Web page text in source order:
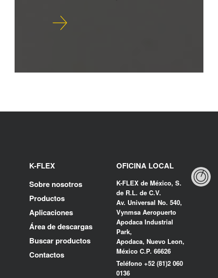
K-FLEX
Sobre nosotros
Productos
Aplicaciones
Área de descargas
Buscar productos
Contactos
OFICINA LOCAL
K-FLEX de México, S.
de R.L. de C.V.
Av. Universal No. 540,
Vynmsa Aeropuerto
Apodaca Industrial
Park,
Apodaca, Nuevo Leon,
México C.P. 66626
Teléfono +52 (81)2 060
0136